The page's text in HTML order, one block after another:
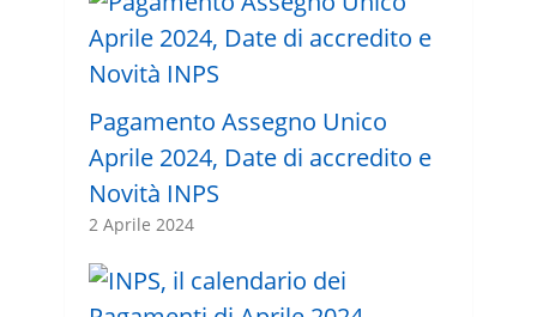
Pagamento Assegno Unico
Aprile 2024, Date di accredito e
Novità INPS
2 Aprile 2024